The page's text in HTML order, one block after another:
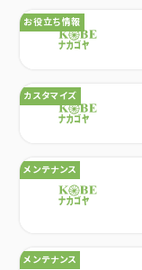
カテゴリ：
お役立ち情報
カテゴリ：
カスタマイズ
カテゴリ：
メンテナンス
カテゴリ：
メンテナンス